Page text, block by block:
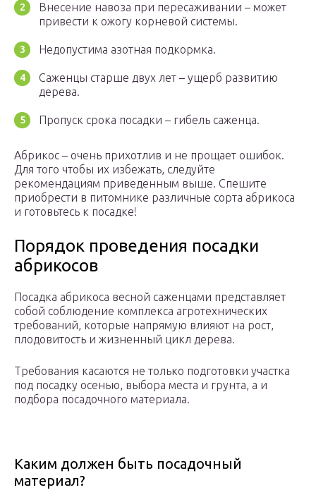
Внесение навоза при пересаживании – может
привести к ожогу корневой системы.
Недопустима азотная подкормка.
Саженцы старше двух лет – ущерб развитию
дерева.
Пропуск срока посадки – гибель саженца.
Абрикос – очень прихотлив и не прощает ошибок.
Для того чтобы их избежать, следуйте
рекомендациям приведенным выше. Спешите
приобрести в питомнике различные сорта абрикоса
и готовьтесь к посадке!
Порядок проведения посадки
абрикосов
Посадка абрикоса весной саженцами представляет
собой соблюдение комплекса агротехнических
требований, которые напрямую влияют на рост,
плодовитость и жизненный цикл дерева.
Требования касаются не только подготовки участка
под посадку осенью, выбора места и грунта, а и
подбора посадочного материала.
Каким должен быть посадочный
материал?